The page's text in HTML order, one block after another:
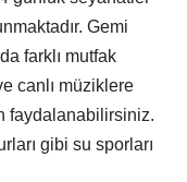
Gemi
farklı mutfak
canlı müziklere
faydalanabilirsiniz.
gibi su sporları